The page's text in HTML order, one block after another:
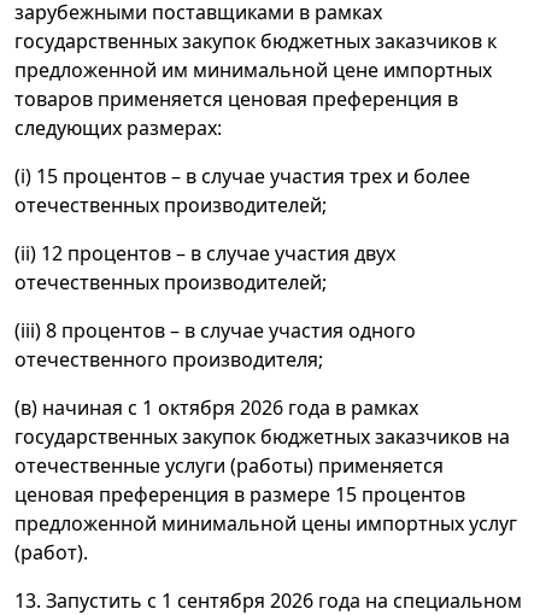
зарубежными поставщиками в рамках
государственных закупок бюджетных заказчиков к
предложенной им минимальной цене импортных
товаров применяется ценовая преференция в
следующих размерах:
(i) 15 процентов – в случае участия трех и более
отечественных производителей;
(ii) 12 процентов – в случае участия двух
отечественных производителей;
(iii) 8 процентов – в случае участия одного
отечественного производителя;
(в) начиная с 1 октября 2026 года в рамках
государственных закупок бюджетных заказчиков на
отечественные услуги (работы) применяется
ценовая преференция в размере 15 процентов
предложенной минимальной цены импортных услуг
(работ).
13. Запустить с 1 сентября 2026 года на специальном